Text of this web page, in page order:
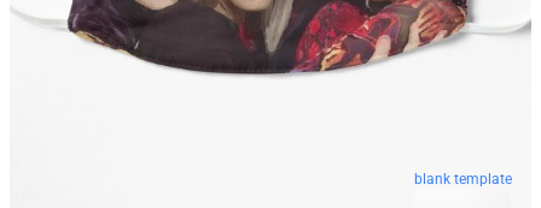
blank template